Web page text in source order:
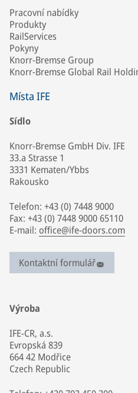
Pracovní nabídky
Produkty
RailServices
Pokyny
Knorr-Bremse Group
Knorr-Bremse Global Rail
Místa IFE
Sídlo
Knorr-Bremse GmbH Div. IFE
33.a Strasse 1
3331 Kematen/Ybbs
Rakousko
Telefon: +43 (0) 7448 9000
Fax: +43 (0) 7448 9000 65110
E-mail: office@ife-doors.com
Kontaktní formulář
Výroba
IFE-CR, a.s.
Evropská 839
664 42 Modřice
Czech Republic